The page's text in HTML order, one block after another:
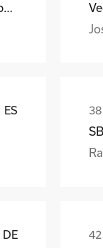
Mann-Hummel Sonneberg
ES
DE